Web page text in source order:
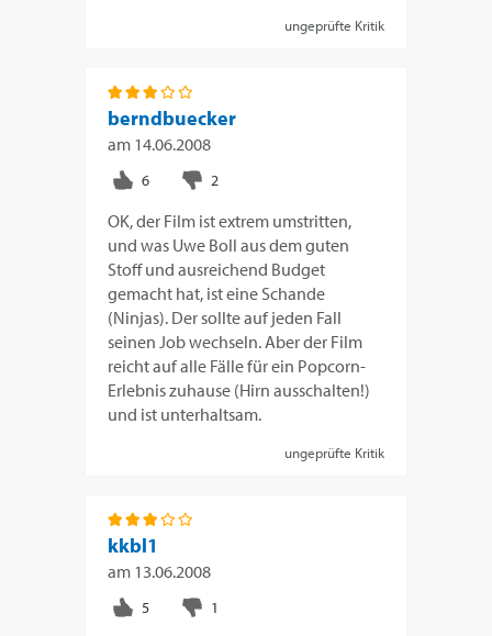
ungeprüfte Kritik
berndbuecker
am 14.06.2008
OK, der Film ist extrem umstritten,
und was Uwe Boll aus dem guten
Stoff und ausreichend Budget
gemacht hat, ist eine Schande
(Ninjas). Der sollte auf jeden Fall
seinen Job wechseln. Aber der Film
reicht auf alle Fälle für ein Popcorn-
Erlebnis zuhause (Hirn ausschalten!)
und ist unterhaltsam.
ungeprüfte Kritik
kkbl1
am 13.06.2008